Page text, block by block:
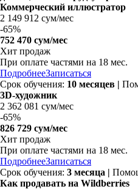
Коммерческий иллюстратор
2 149 912 сум/мес
-65%
752 470 сум/мес
Хит продаж
При оплате частями на 18 мес.
ПодробнееЗаписаться
Срок обучения: 10 месяцев |
3D-художник
2 362 081 сум/мес
-65%
826 729 сум/мес
Хит продаж
При оплате частями на 18 мес.
ПодробнееЗаписаться
Срок обучения: 3 месяца |
Как продавать на Wildberries